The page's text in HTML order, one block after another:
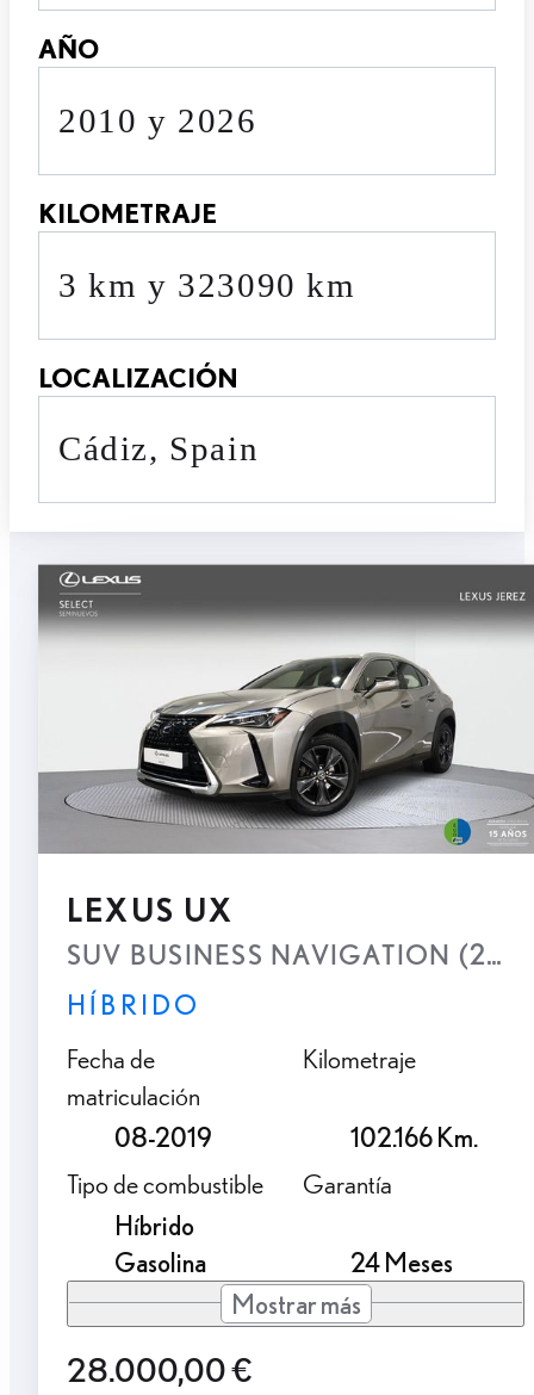
AÑO
2010 y 2026
KILOMETRAJE
3 km y 323090 km
LOCALIZACIÓN
Cádiz, Spain
LEXUS UX
SUV BUSINESS NAVIGATION
HÍBRIDO
Fecha de
matriculación
08-2019
Kilometraje
102.166 Km.
Tipo de combustible
Híbrido
Gasolina
Garantía
24 Meses
Mostrar más
28.000,00 €